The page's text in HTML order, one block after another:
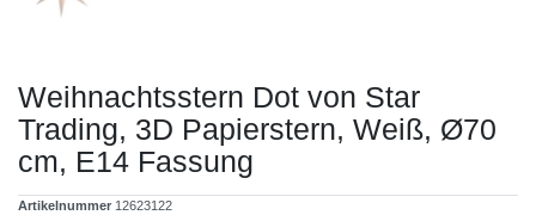
Weihnachtsstern Dot von Star
Trading, 3D Papierstern, Weiß, Ø70
cm, E14 Fassung
Artikelnummer 12623122